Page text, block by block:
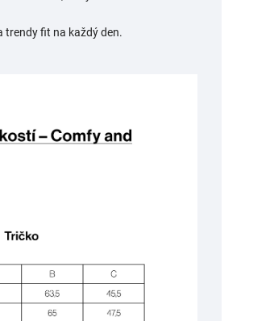
trendy fit na každý den.